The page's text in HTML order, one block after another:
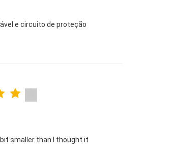
e circuito de proteção
smaller than I thought it